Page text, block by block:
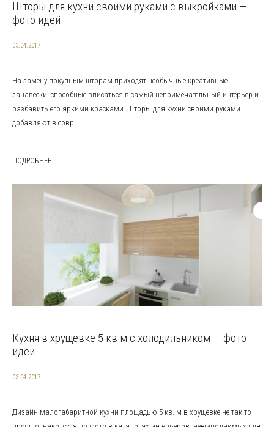
Шторы для кухни своими руками с выкройками —
фото идей
03.04.2017
На замену покупным шторам приходят необычные креативные
занавески, способные вписаться в самый непримечательный интерьер и
разбавить его яркими красками. Шторы для кухни своими руками
добавляют в совр...
ПОДРОБНЕЕ
Кухня в хрущевке 5 кв м с холодильником — фото
идеи
03.04.2017
Дизайн малогабаритной кухни площадью 5 кв. м в хрущёвке не так-то